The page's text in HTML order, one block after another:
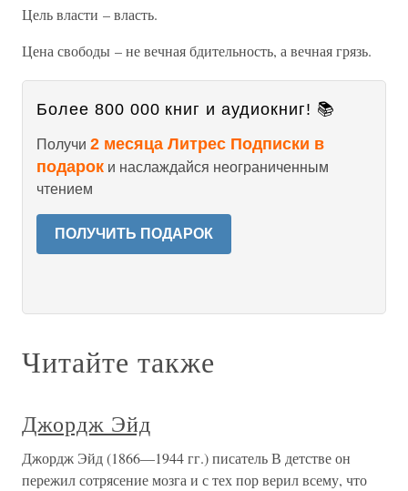
Цель власти – власть.
Цена свободы – не вечная бдительность, а вечная грязь.
Более 800 000 книг и аудиокниг! 📚
Получи 2 месяца Литрес Подписки в
подарок и наслаждайся неограниченным
чтением
ПОЛУЧИТЬ ПОДАРОК
Читайте также
Джордж Эйд
Джордж Эйд (1866—1944 гг.) писатель В детстве он
пережил сотрясение мозга и с тех пор верил всему, что